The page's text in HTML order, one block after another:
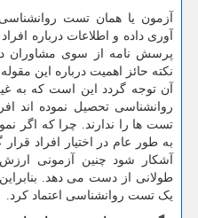
آزمون یا همان تست
آوری داده و اطلاعات درباره
پرسش نامه از سوی مشاوران در
نکته حائز اهمیت درباره این
آن توجه گردد این است که به
روانشناسی تحصیل نموده اند
تست ها را ندارند. چرا که اگر
به طور عام در اختیار افراد
آشکار شود چنین آزمونی
طولانی از دست می دهد.
یک تست روانشناسی اعتماد کرد.